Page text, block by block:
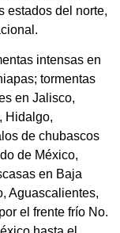
estados del norte,
intensas en
tormentas
en Jalisco,
Hidalgo,
de chubascos
de México,
en Baja
Aguascalientes,
el frente frío No.